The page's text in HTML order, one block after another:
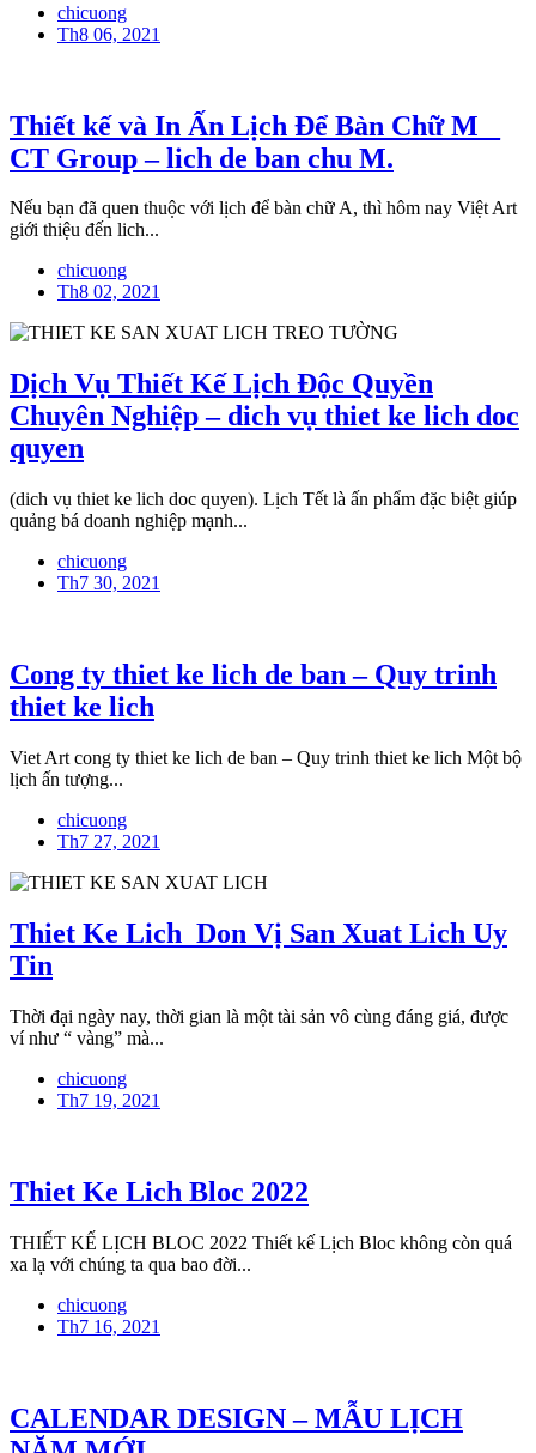
chicuong
Th8 06, 2021
Thiết kế và In Ấn Lịch Để Bàn Chữ M _
CT Group – lich de ban chu M.
Nếu bạn đã quen thuộc với lịch để bàn chữ A, thì hôm nay Việt Art
giới thiệu đến lich...
chicuong
Th8 02, 2021
Dịch Vụ Thiết Kế Lịch Độc Quyền
Chuyên Nghiệp – dich vụ thiet ke lich doc
quyen
(dich vụ thiet ke lich doc quyen). Lịch Tết là ấn phẩm đặc biệt giúp
quảng bá doanh nghiệp mạnh...
chicuong
Th7 30, 2021
Cong ty thiet ke lich de ban – Quy trinh
thiet ke lich
Viet Art cong ty thiet ke lich de ban – Quy trinh thiet ke lich Một bộ
lịch ấn tượng...
chicuong
Th7 27, 2021
Thiet Ke Lich_Don Vị San Xuat Lich Uy
Tin
Thời đại ngày nay, thời gian là một tài sản vô cùng đáng giá, được
ví như “ vàng” mà...
chicuong
Th7 19, 2021
Thiet Ke Lich Bloc 2022
THIẾT KẾ LỊCH BLOC 2022 Thiết kế Lịch Bloc không còn quá
xa lạ với chúng ta qua bao đời...
chicuong
Th7 16, 2021
CALENDAR DESIGN – MẪU LỊCH